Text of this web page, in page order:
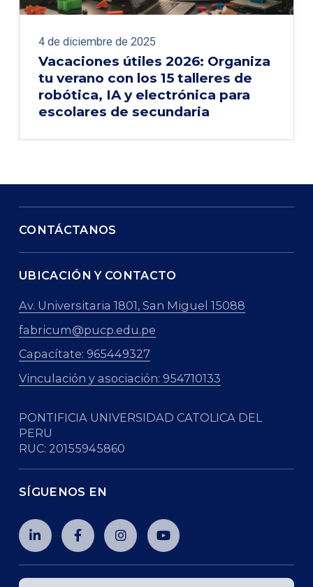
4 de diciembre de 2025
Vacaciones útiles 2026: Organiza
tu verano con los 15 talleres de
robótica, IA y electrónica para
escolares de secundaria
CONTÁCTANOS
UBICACIÓN Y CONTACTO
Av. Universitaria 1801, San Miguel 15088
fabricum@pucp.edu.pe
Capacítate: 965449327
Vinculación y asociación: 954710133
PONTIFICIA UNIVERSIDAD CATOLICA DEL
PERU
RUC: 20155945860
SÍGUENOS EN